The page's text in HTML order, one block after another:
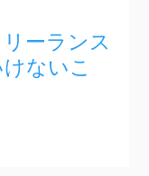
ーランス
ないこ